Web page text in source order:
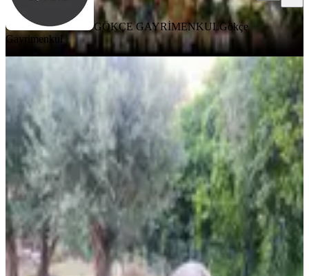
GÖKÇE GAYRİMENKULGökçe
Gayrimenkul
Stop’tan Faralya’da Doğa İçinde
1.549 M² Arsa Ve 2+1 Ahşap Ev
Fethiye, Faralya Mahallesi
1549 m² ·Elektrik Hattı, Parselli +3 ·10.910/m²·
27.07.2026
16.900.000 ₺
Stop GayrimenkulSebahat Sinan
Ara